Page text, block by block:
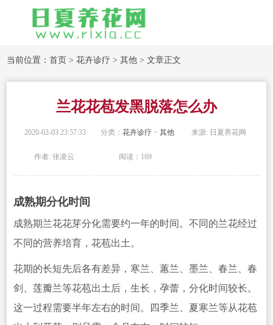
当前位置：首页 >花卉诊疗 >其他 > 文章正文
兰花花苞发黑脱落怎么办
2020-02-03 23:57:33 分类：花卉诊疗 >其他 来源: 日夏养花网
作者: 张凌云 阅读：169
成熟期分化时间
成熟期兰花花芽分化需要约一年的时间。不同的兰花经过
不同的营养培育，花苞出土。
花期的长短先后各有差异，寒兰、蕙兰、墨兰、春兰、春
剑、莲瓣兰等花苞出土后，生长，孕蕾，分化时间较长。
这一过程需要半年左右的时间。四季兰、夏寒兰等从花苞